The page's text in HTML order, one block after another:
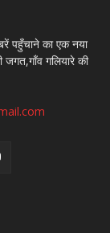
पहुँचाने का एक नया
जगत,गाँव गलियारे की